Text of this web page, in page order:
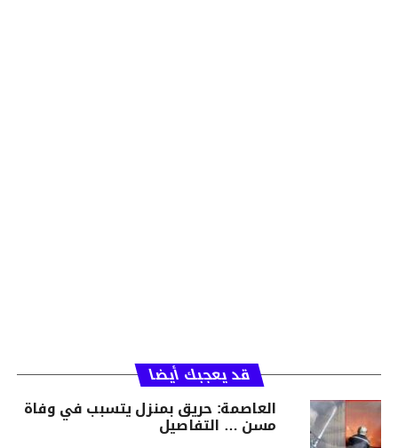
قد يعجبك أيضا
العاصمة: حريق بمنزل يتسبب في وفاة
مسن … التفاصيل